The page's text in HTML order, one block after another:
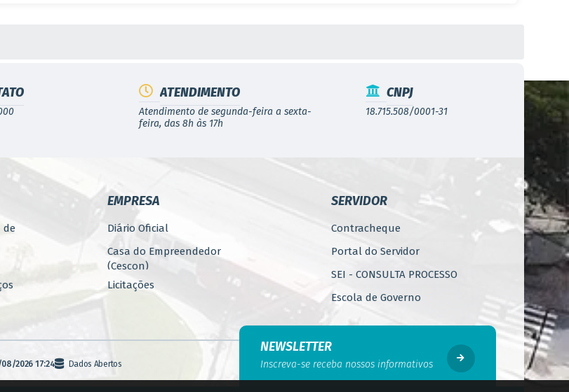
ATENDIMENTO
Atendimento de segunda-feira a sexta-
feira, das 8h às 17h
CNPJ
18.715.508/0001-31
de
EMPRESA
Diário Oficial
Casa do Empreendedor
(Cescon)
Licitações
e Empreendedorismo
SERVIDOR
Contracheque
Portal do Servidor
SEI - CONSULTA PROCESSO
Escola de Governo
Código de Ética do Servidor
Público
Perícia Médica
2026 17:24 Dados Abertos
NEWSLETTER
Inscreva-se receba nossos informativos